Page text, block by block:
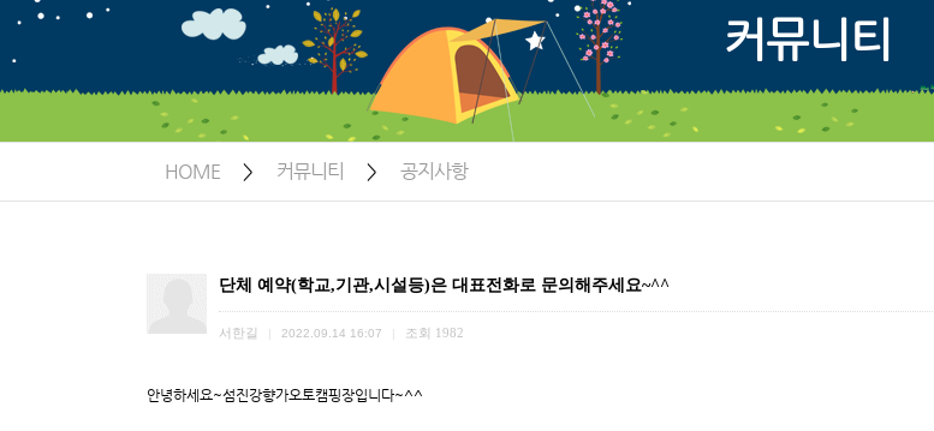
찾아오시는 길
글램핑 시설배치
방갈로 시설배치
단체방갈로 시설배치
데크 시설배치
이용요금
환불규정
이용안내
커뮤니티
HOME > 커뮤니티 > 공지사항
단체 예약(학교,기관,시설등)은 대표전화로 문의해주세요~^^
서한길 2022.09.14 16:07 조회 1982
안녕하세요~섬진강향가오토캠핑장입니다~^^